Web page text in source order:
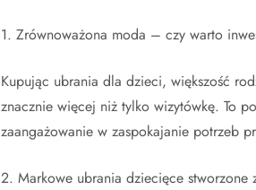
1. Zrównoważona moda – czy warto
Kupując ubrania dla dzieci, większość
znacznie więcej niż tylko wizytówkę. To
zaangażowanie w zaspokajanie potrzeb
2. Markowe ubrania dziecięce stworzone